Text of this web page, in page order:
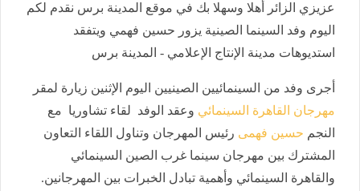
عزيزي الزائر أهلا وسهلا بك في موقع المدينة برس نقدم لكم
اليوم وفد السينما الصينية يزور حسين فهمي ويتفقد
استديوهات مدينة الإنتاج الإعلامي - المدينة برس
أجرى وفد من السينمائيين الصينيين اليوم الإثنين زيارة لمقر
مهرجان القاهرة السينمائي وعقد الوفد لقاء تشاوريا مع
النجم حسين فهمى رئيس المهرجان وتناول اللقاء التعاون
المشترك بين مهرجان سينما غرب الصين السينمائي
والقاهرة السينمائي وأهمية تبادل الخبرات بين المهرجانين.